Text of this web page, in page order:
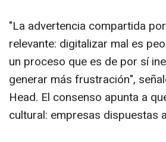
"La advertencia compartida
relevante: digitalizar mal es
un proceso que es de por sí
generar más frustración",
Head. El consenso apunta a
cultural: empresas dispuestas